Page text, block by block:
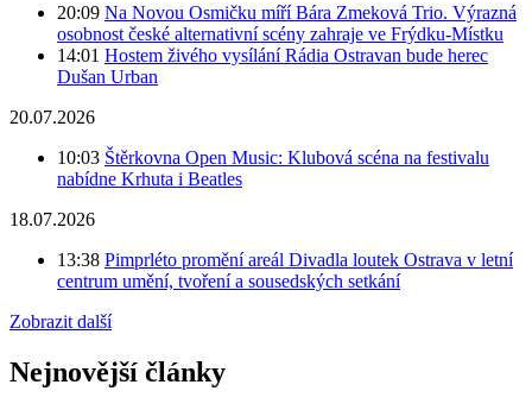
20:09 Na Novou Osmičku míří Bára Zmeková Trio. Výrazná
osobnost české alternativní scény zahraje ve Frýdku-Místku
14:01 Hostem živého vysílání Rádia Ostravan bude herec
Dušan Urban
20.07.2026
10:03 Štěrkovna Open Music: Klubová scéna na festivalu
nabídne Krhuta i Beatles
18.07.2026
13:38 Pimprléto promění areál Divadla loutek Ostrava v letní
centrum umění, tvoření a sousedských setkání
Zobrazit další
Nejnovější články